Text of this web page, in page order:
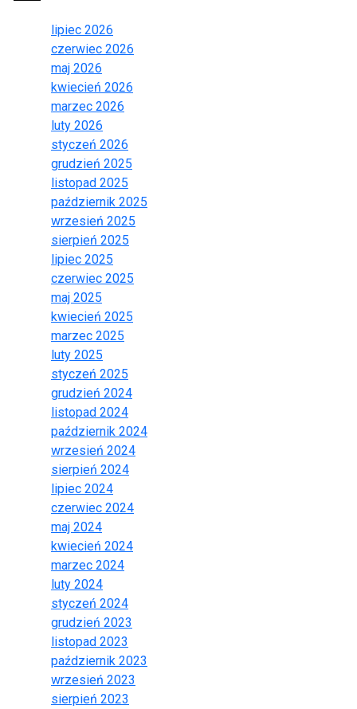
lipiec 2026
czerwiec 2026
maj 2026
kwiecień 2026
marzec 2026
luty 2026
styczeń 2026
grudzień 2025
listopad 2025
październik 2025
wrzesień 2025
sierpień 2025
lipiec 2025
czerwiec 2025
maj 2025
kwiecień 2025
marzec 2025
luty 2025
styczeń 2025
grudzień 2024
listopad 2024
październik 2024
wrzesień 2024
sierpień 2024
lipiec 2024
czerwiec 2024
maj 2024
kwiecień 2024
marzec 2024
luty 2024
styczeń 2024
grudzień 2023
listopad 2023
październik 2023
wrzesień 2023
sierpień 2023